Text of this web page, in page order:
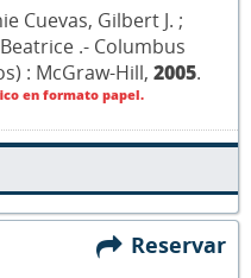
Cuevas, Gilbert J. ;
.- Columbus
: McGraw-Hill, 2005.
en formato papel.
Reservar